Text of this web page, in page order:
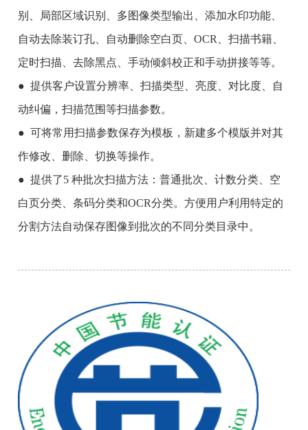
别、局部区域识别、多图像类型输出、添加水印功能、
自动去除装订孔、自动删除空白页、OCR、扫描书籍、
定时扫描、去除黑点、手动倾斜校正和手动拼接等等。
● 提供客户设置分辨率、扫描类型、亮度、对比度、自
动纠偏，扫描范围等扫描参数。
● 可将常用扫描参数保存为模板，新建多个模版并对其
作修改、删除、切换等操作。
● 提供了5 种批次扫描方法：普通批次、计数分类、空
白页分类、条码分类和OCR分类。方便用户利用特定的
分割方法自动保存图像到批次的不同分类目录中。